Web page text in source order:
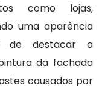
como lojas,
uma aparência
de destacar a
da fachada
causados por